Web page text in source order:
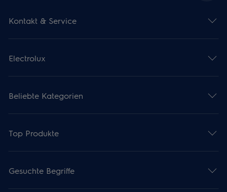
Kontakt & Service
Electrolux
Beliebte Kategorien
Top Produkte
Gesuchte Begriffe